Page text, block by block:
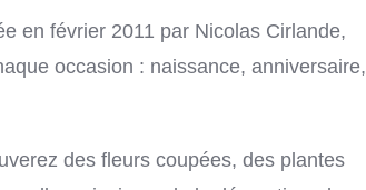
en février 2011 par Nicolas Cirlande,
occasion : naissance, anniversaire,
des fleurs coupées, des plantes